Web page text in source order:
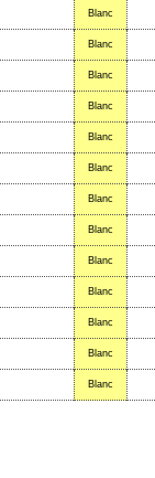
Blanc
Blanc
Blanc
Blanc
Blanc
Blanc
Blanc
Blanc
Blanc
Blanc
Blanc
Blanc
Blanc